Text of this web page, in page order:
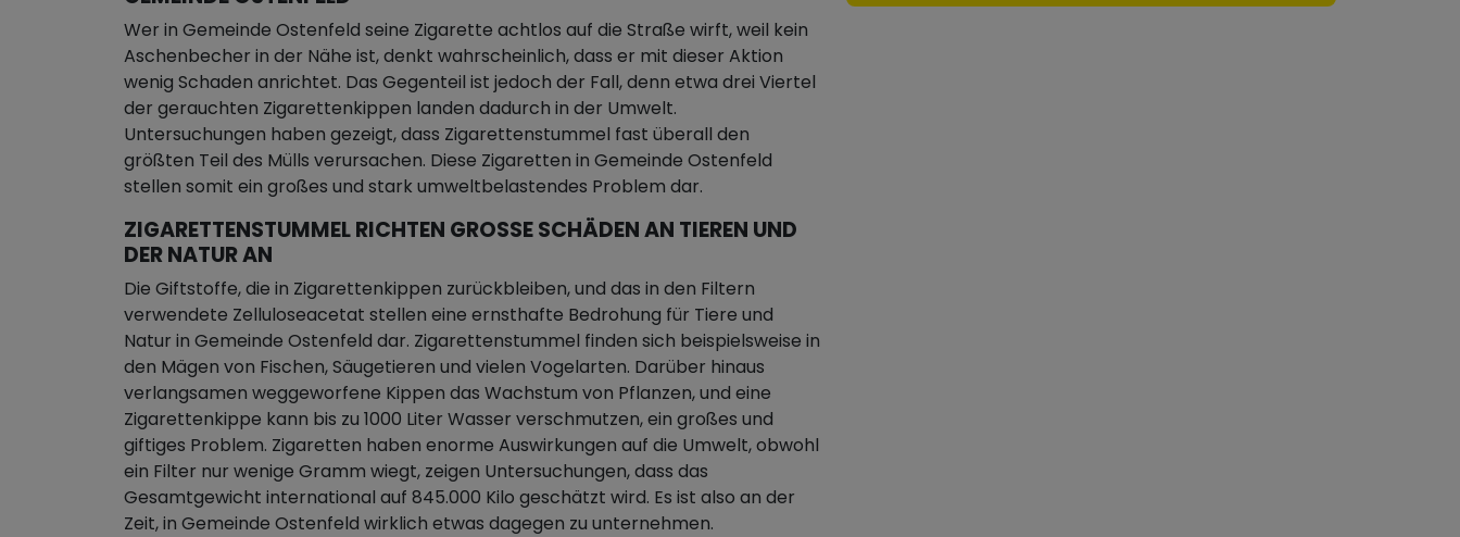
Wer in Gemeinde Ostenfeld seine Zigarette achtlos auf die Straße wirft, weil kein
Aschenbecher in der Nähe ist, denkt wahrscheinlich, dass er mit dieser Aktion
wenig Schaden anrichtet. Das Gegenteil ist jedoch der Fall, denn etwa drei Viertel
der gerauchten Zigarettenkippen landen dadurch in der Umwelt.
Untersuchungen haben gezeigt, dass Zigarettenstummel fast überall den
größten Teil des Mülls verursachen. Diese Zigaretten in Gemeinde Ostenfeld
stellen somit ein großes und stark umweltbelastendes Problem dar.
ZIGARETTENSTUMMEL RICHTEN GROSSE SCHÄDEN AN TIEREN UND D
ER NATUR AN
Die Giftstoffe, die in Zigarettenkippen zurückbleiben, und das in den Filtern
verwendete Zelluloseacetat stellen eine ernsthafte Bedrohung für Tiere und
Natur in Gemeinde Ostenfeld dar. Zigarettenstummel finden sich beispielsweise in
den Mägen von Fischen, Säugetieren und vielen Vogelarten. Darüber hinaus
verlangsamen weggeworfene Kippen das Wachstum von Pflanzen, und eine
Zigarettenkippe kann bis zu 1000 Liter Wasser verschmutzen, ein großes und
giftiges Problem. Zigaretten haben enorme Auswirkungen auf die Umwelt, obwohl
ein Filter nur wenige Gramm wiegt, zeigen Untersuchungen, dass das
Gesamtgewicht international auf 845.000 Kilo geschätzt wird. Es ist also an der
Zeit, in Gemeinde Ostenfeld wirklich etwas dagegen zu unternehmen.